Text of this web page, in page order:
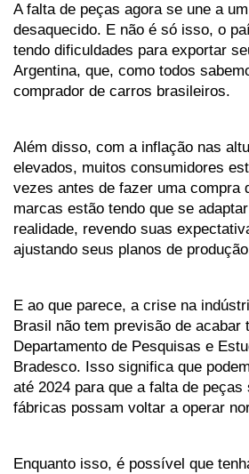
A falta de peças agora se une a
desaquecido. E não é só isso, o
tendo dificuldades para exportar
Argentina, que, como todos
comprador de carros brasileiros.
Além disso, com a inflação nas
elevados, muitos consumidores
vezes antes de fazer uma compra
marcas estão tendo que se
realidade, revendo suas
ajustando seus planos de
E ao que parece, a crise na
Brasil não tem previsão de acabar
Departamento de Pesquisas e
Bradesco. Isso significa que
até 2024 para que a falta de
fábricas possam voltar a operar
Enquanto isso, é possível que